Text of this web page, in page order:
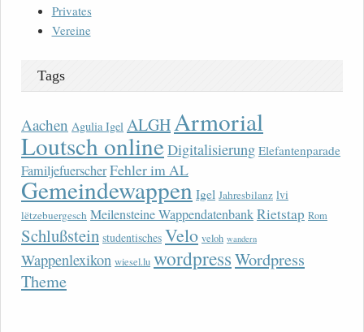
Privates
Vereine
Tags
Aachen Agulia Igel ALGH Armorial
Loutsch onlineDigitalisierung Elefantenparade
FamiljefuerscherFehler im AL
Gemeindewappen Igel Jahresbilanz lvi
lëtzebuergesch Meilensteine WappendatenbankRietstap Rom
Schlußstein studentisches Velo veloh wandern
Wappenlexikon wiesel.lu wordpressWordpress
Theme